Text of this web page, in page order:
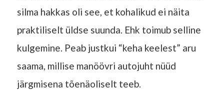
silma hakkas oli see, et kohalikud ei näita
praktiliselt üldse suunda. Ehk toimub selline
kulgemine. Peab justkui “keha keelest” aru
saama, millise manöövri autojuht nüüd
järgmisena tõenäoliselt teeb.